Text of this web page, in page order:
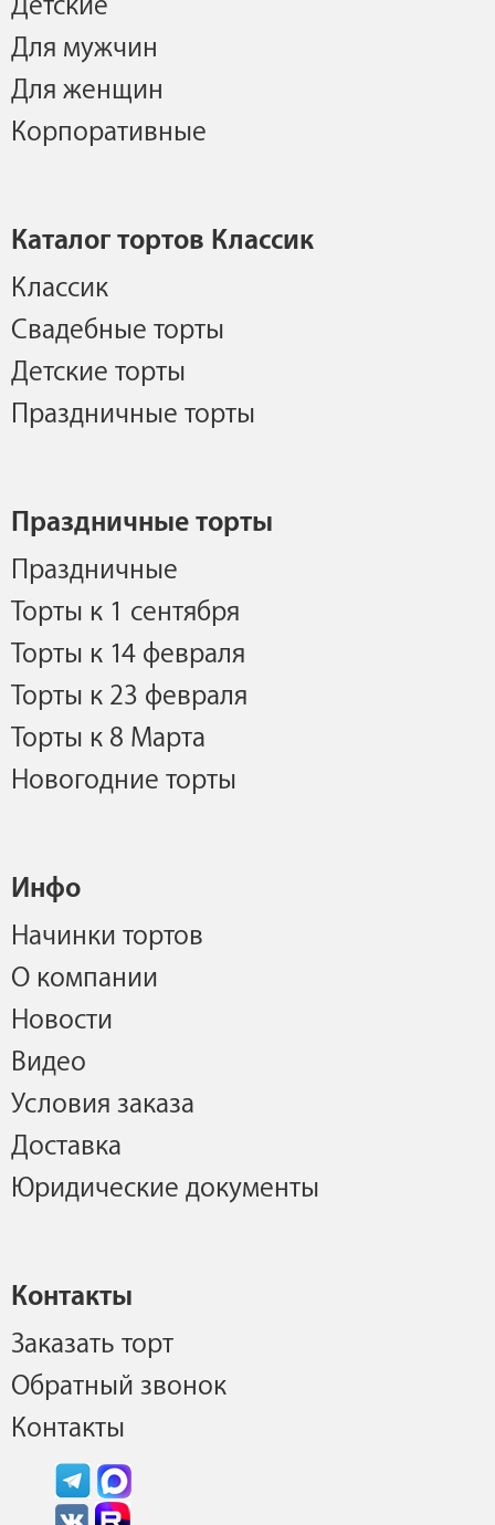
Для мужчин
Для женщин
Корпоративные
Каталог тортов Классик
Классик
Свадебные торты
Детские торты
Праздничные торты
Праздничные торты
Праздничные
Торты к 1 сентября
Торты к 14 февраля
Торты к 23 февраля
Торты к 8 Марта
Новогодние торты
Инфо
Начинки тортов
О компании
Новости
Видео
Условия заказа
Доставка
Юридические документы
Контакты
Заказать торт
Обратный звонок
Контакты